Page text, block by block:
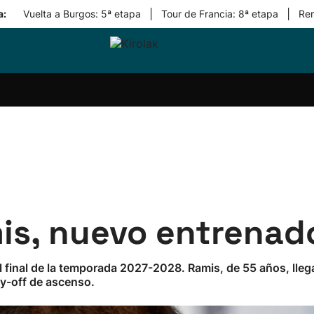
Vuelta a Burgos: 5ª etapa Tour de Francia: 8ª etapa
Equipos
nuevo
de la temporada 2027-2028. Ramis, de 55 años,
off de ascenso.